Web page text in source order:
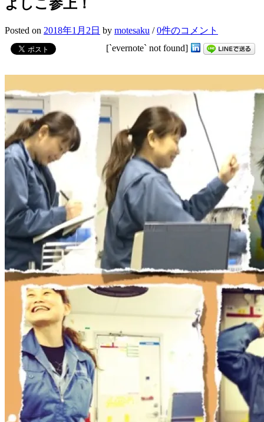
よしこ参上！
Posted on 2018年1月2日 by motesaku /0件のコメント
[`evernote` not found]